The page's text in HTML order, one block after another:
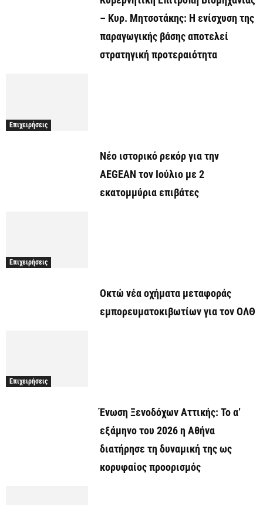
– Κυρ. Μητσοτάκης: Η ενίσχυση της
παραγωγικής βάσης αποτελεί
στρατηγική προτεραιότητα
Επιχειρήσεις
Νέο ιστορικό ρεκόρ για την
AEGEAN τον Ιούλιο με 2
εκατομμύρια επιβάτες
Επιχειρήσεις
Οκτώ νέα οχήματα μεταφοράς
εμπορευματοκιβωτίων για τον ΟΛΘ
Επιχειρήσεις
Ένωση Ξενοδόχων Αττικής: Το α’
εξάμηνο του 2026 η Αθήνα
διατήρησε τη δυναμική της ως
κορυφαίος προορισμός